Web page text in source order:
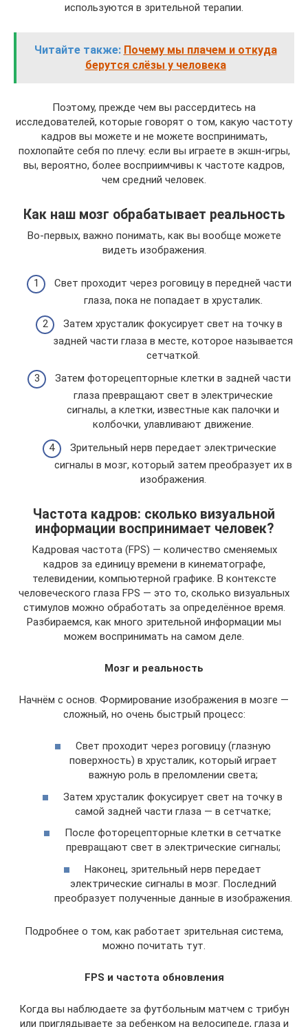
используются в зрительной терапии.
Читайте также: Почему мы плачем и откуда
берутся слёзы у человека
Поэтому, прежде чем вы рассердитесь на
исследователей, которые говорят о том, какую частоту
кадров вы можете и не можете воспринимать,
похлопайте себя по плечу: если вы играете в экшн-игры,
вы, вероятно, более восприимчивы к частоте кадров,
чем средний человек.
Как наш мозг обрабатывает реальность
Во-первых, важно понимать, как вы вообще можете
видеть изображения.
Свет проходит через роговицу в передней части
глаза, пока не попадает в хрусталик.
Затем хрусталик фокусирует свет на точку в
задней части глаза в месте, которое называется
сетчаткой.
Затем фоторецепторные клетки в задней части
глаза превращают свет в электрические
сигналы, а клетки, известные как палочки и
колбочки, улавливают движение.
Зрительный нерв передает электрические
сигналы в мозг, который затем преобразует их в
изображения.
Частота кадров: сколько визуальной
информации воспринимает человек?
Кадровая частота (FPS) — количество сменяемых
кадров за единицу времени в кинематографе,
телевидении, компьютерной графике. В контексте
человеческого глаза FPS — это то, сколько визуальных
стимулов можно обработать за определённое время.
Разбираемся, как много зрительной информации мы
можем воспринимать на самом деле.
Мозг и реальность
Начнём с основ. Формирование изображения в мозге —
сложный, но очень быстрый процесс:
Свет проходит через роговицу (глазную
поверхность) в хрусталик, который играет
важную роль в преломлении света;
Затем хрусталик фокусирует свет на точку в
самой задней части глаза — в сетчатке;
После фоторецепторные клетки в сетчатке
превращают свет в электрические сигналы;
Наконец, зрительный нерв передает
электрические сигналы в мозг. Последний
преобразует полученные данные в изображения.
Подробнее о том, как работает зрительная система,
можно почитать тут.
FPS и частота обновления
Когда вы наблюдаете за футбольным матчем с трибун
или приглядываете за ребенком на велосипеде, глаза и